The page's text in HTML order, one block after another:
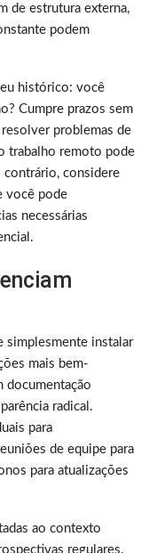
de estrutura externa,
podem
histórico: você
Cumpre prazos sem
resolver problemas de
trabalho remoto pode
contrário, considere
você pode
necessárias
simplesmente instalar
mais bem-
documentação
radical.
para
de equipe para
para atualizações
ao contexto
regulares.